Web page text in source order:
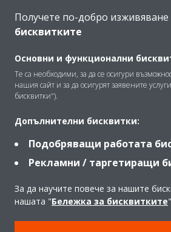
Решения
Контакт
Продукти
Получете по-добро изживяване
бисквитките
Основни и функционални
Те са необходими, за да се осигури
нашия сайт и за да осигурят заявените
бисквитки").
Допълнителни бисквитки:
Подобряващи работата
Рекламни / таргетиращи
За да научите повече за нашите
нашата "Бележка за бисквитките